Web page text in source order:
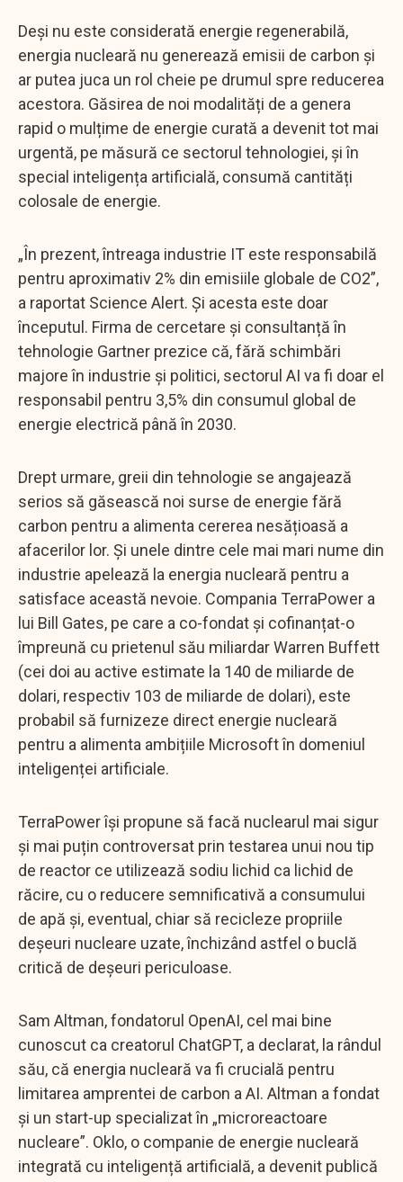
Deși nu este considerată energie regenerabilă,
energia nucleară nu generează emisii de carbon și
ar putea juca un rol cheie pe drumul spre reducerea
acestora. Găsirea de noi modalități de a genera
rapid o mulțime de energie curată a devenit tot mai
urgentă, pe măsură ce sectorul tehnologiei, și în
special inteligența artificială, consumă cantități
colosale de energie.
„În prezent, întreaga industrie IT este responsabilă
pentru aproximativ 2% din emisiile globale de CO2”,
a raportat Science Alert. Și acesta este doar
începutul. Firma de cercetare și consultanță în
tehnologie Gartner prezice că, fără schimbări
majore în industrie și politici, sectorul AI va fi doar el
responsabil pentru 3,5% din consumul global de
energie electrică până în 2030.
Drept urmare, greii din tehnologie se angajează
serios să găsească noi surse de energie fără
carbon pentru a alimenta cererea nesățioasă a
afacerilor lor. Și unele dintre cele mai mari nume din
industrie apelează la energia nucleară pentru a
satisface această nevoie. Compania TerraPower a
lui Bill Gates, pe care a co-fondat și cofinanțat-o
împreună cu prietenul său miliardar Warren Buffett
(cei doi au active estimate la 140 de miliarde de
dolari, respectiv 103 de miliarde de dolari), este
probabil să furnizeze direct energie nucleară
pentru a alimenta ambițiile Microsoft în domeniul
inteligenței artificiale.
TerraPower își propune să facă nuclearul mai sigur
și mai puțin controversat prin testarea unui nou tip
de reactor ce utilizează sodiu lichid ca lichid de
răcire, cu o reducere semnificativă a consumului
de apă și, eventual, chiar să recicleze propriile
deșeuri nucleare uzate, închizând astfel o buclă
critică de deșeuri periculoase.
Sam Altman, fondatorul OpenAI, cel mai bine
cunoscut ca creatorul ChatGPT, a declarat, la rândul
său, că energia nucleară va fi crucială pentru
limitarea amprentei de carbon a AI. Altman a fondat
și un start-up specializat în „microreactoare
nucleare”. Oklo, o companie de energie nucleară
integrată cu inteligență artificială, a devenit publică